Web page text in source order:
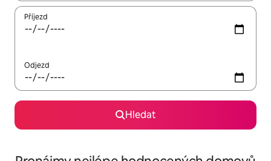
Příjezd
Odjezd
Hledat